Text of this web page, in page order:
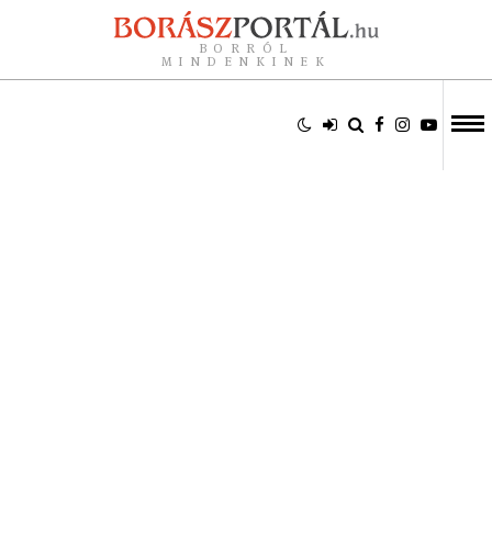
BORRÓL
MINDENKINEK